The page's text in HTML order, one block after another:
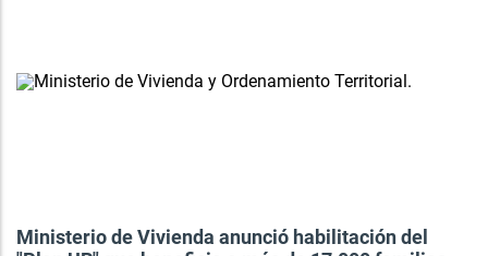
Ministerio de Vivienda anunció habilitación del